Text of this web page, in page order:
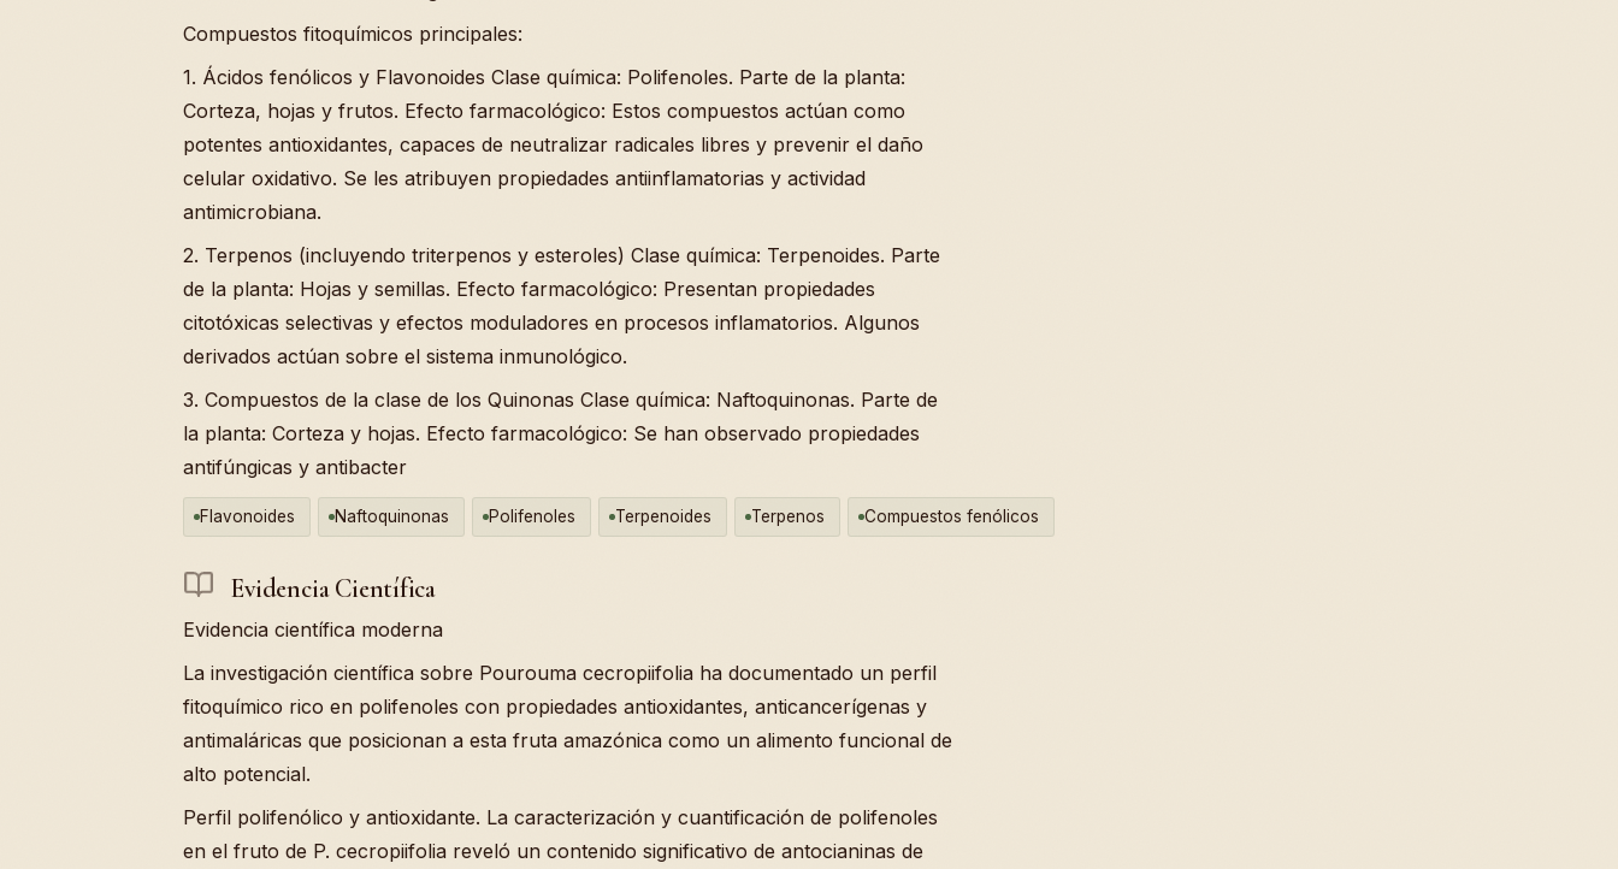
Compuestos fitoquímicos principales:
1. Ácidos fenólicos y Flavonoides Clase química: Polifenoles. Parte de la planta:
Corteza, hojas y frutos. Efecto farmacológico: Estos compuestos actúan como
potentes antioxidantes, capaces de neutralizar radicales libres y prevenir el daño
celular oxidativo. Se les atribuyen propiedades antiinflamatorias y actividad
antimicrobiana.
2. Terpenos (incluyendo triterpenos y esteroles) Clase química: Terpenoides. Parte
de la planta: Hojas y semillas. Efecto farmacológico: Presentan propiedades
citotóxicas selectivas y efectos moduladores en procesos inflamatorios. Algunos
derivados actúan sobre el sistema inmunológico.
3. Compuestos de la clase de los Quinonas Clase química: Naftoquinonas. Parte de
la planta: Corteza y hojas. Efecto farmacológico: Se han observado propiedades
antifúngicas y antibacter
Flavonoides Naftoquinonas Polifenoles Terpenoides Terpenos Compuestos fenólicos
Evidencia Científica
Evidencia científica moderna
La investigación científica sobre Pourouma cecropiifolia ha documentado un perfil
fitoquímico rico en polifenoles con propiedades antioxidantes, anticancerígenas y
antimaláricas que posicionan a esta fruta amazónica como un alimento funcional de
alto potencial.
Perfil polifenólico y antioxidante. La caracterización y cuantificación de polifenoles
en el fruto de P. cecropiifolia reveló un contenido significativo de antocianinas de